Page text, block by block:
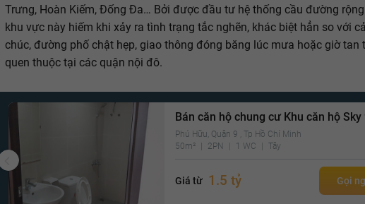
Trưng, Hoàn Kiếm, Đống Đa… Bởi được đầu tư hệ thống cầu đường
khu vực này hiếm khi xảy ra tình trạng tắc nghẽn, khác biệt hẳn so với
chúc, đường phố chật hẹp, giao thông đóng băng lúc mưa hoặc giờ tan
quen thuộc tại các quận nội đô.
Bán căn hộ chung cư Khu căn hộ Sky
Phú Hữu, Quận 9 , Tp Hồ Chí Minh
50m²
2PN 1 WC Tây
Giá từ 1.5 tỷ Gọi